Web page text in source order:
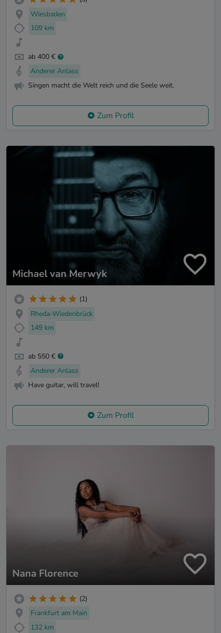
Wiesbaden
109 km
ab 400 €
Anderer Anlass
Singen macht die Welt reich und die Seele weit.
Zum Profil
Michael van Merwyk
(1)
Rheda-Wiedenbrück
149 km
ab 550 €
Anderer Anlass
Have guitar, will travel!
Zum Profil
Nana Florence
(2)
Frankfurt am Main
132 km